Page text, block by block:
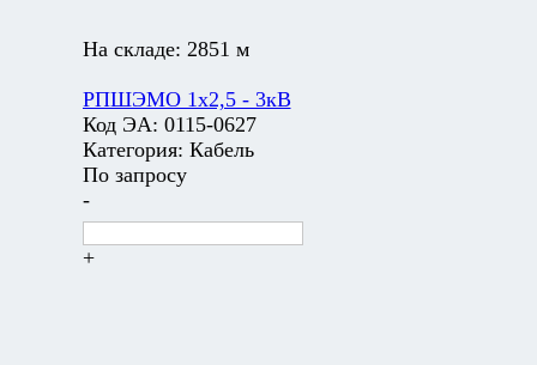
На складе: 2851 м
РПШЭМО 1х2,5 - 3кВ
Код ЭА: 0115-0627
Категория: Кабель
По запросу
-
+